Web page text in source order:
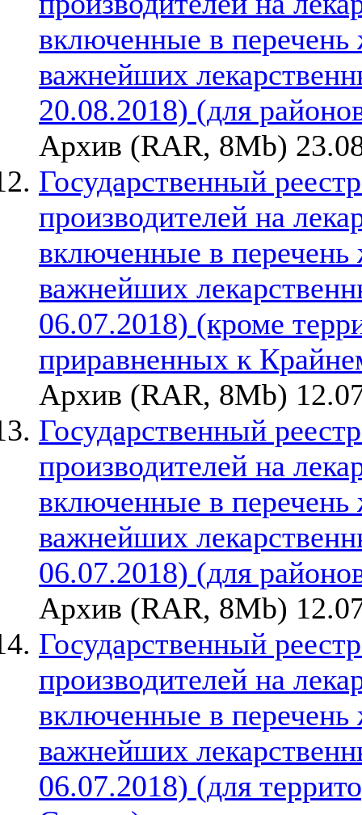
включенные в
важнейших
20.08.2018) (для
Архив (RAR, 8Mb)
Государственный
производителей на
включенные в
важнейших
06.07.2018) (кроме
приравненных к
Архив (RAR, 8Mb)
Государственный
производителей на
включенные в
важнейших
06.07.2018) (для
Архив (RAR, 8Mb)
Государственный
производителей на
включенные в
важнейших
06.07.2018) (для